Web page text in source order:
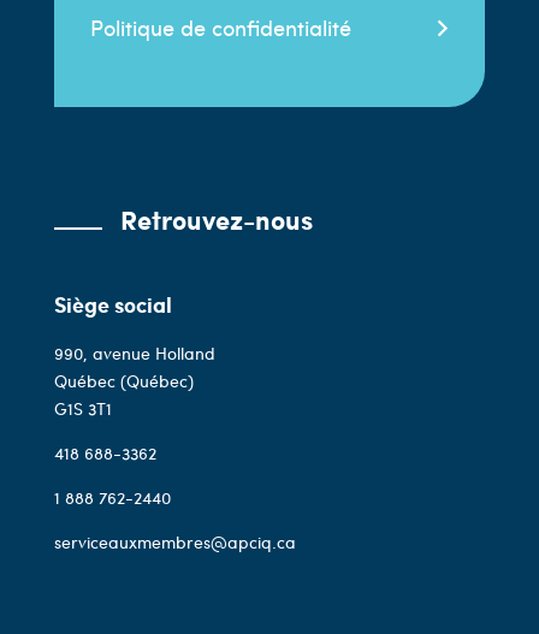
Politique de confidentialité
Retrouvez-nous
Siège social
990, avenue Holland
Québec (Québec)
G1S 3T1
418 688-3362
1 888 762-2440
serviceauxmembres@apciq.ca